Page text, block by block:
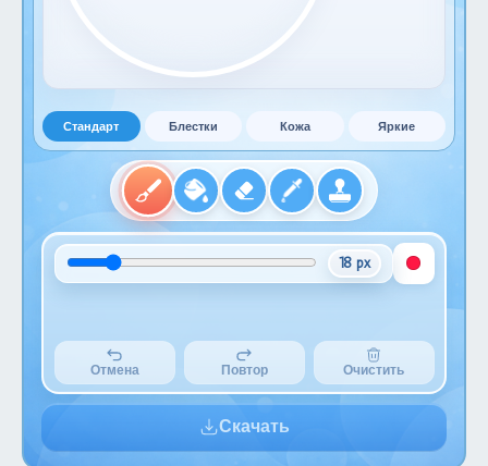
Стандарт Блестки Кожа Яркие
18 px
Отмена Повтор Очистить
Скачать